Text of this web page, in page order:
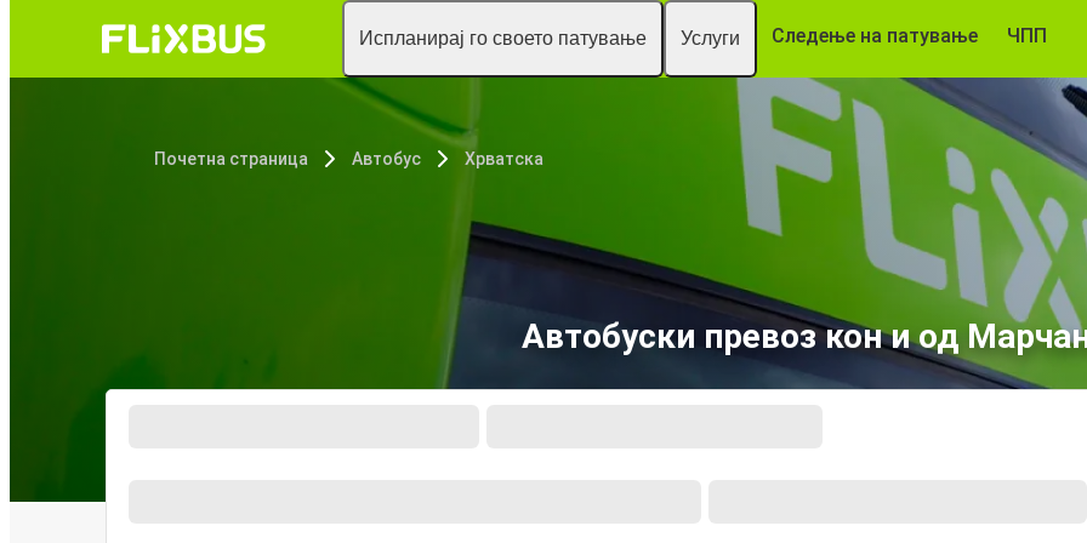
Испланирај го своето патување Услуги Следење на патување ЧПП
Почетна страница Автобус Хрватска
Автобуски превоз кон и од